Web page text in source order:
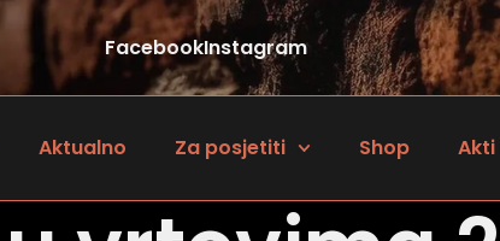
FacebookInstagram
Aktualno Za posjetiti Shop Akti